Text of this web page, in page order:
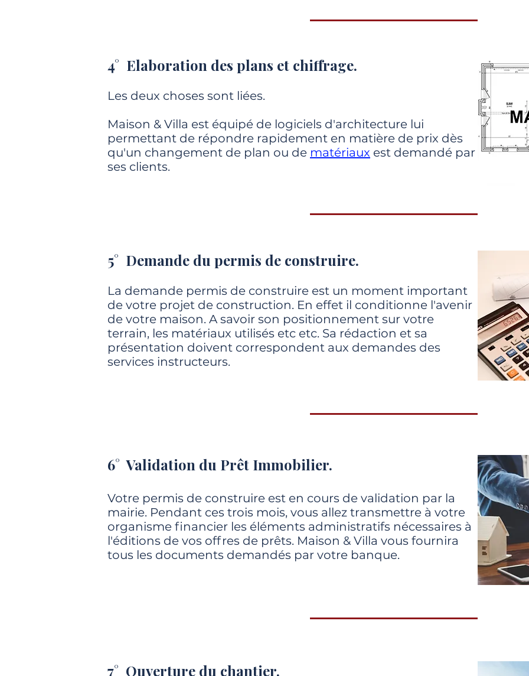
4° Elaboration des plans et chiffrage.
Les deux choses sont liées.
Maison & Villa est équipé de logiciels d'architecture lui
permettant de répondre rapidement en matière de prix dès
qu'un changement de plan ou de matériaux est demandé par
ses clients.
5° Demande du permis de construire.
La demande permis de construire est un moment important
de votre projet de construction. En effet il conditionne l'avenir
de votre maison. A savoir son positionnement sur votre
terrain, les matériaux utilisés etc etc. Sa rédaction et sa
présentation doivent correspondent aux demandes des
services instructeurs.
6° Validation du Prêt Immobilier.
Votre permis de construire est en cours de validation par la
mairie. Pendant ces trois mois, vous allez transmettre à votre
organisme financier les éléments administratifs nécessaires à
l'éditions de vos offres de prêts. Maison & Villa vous fournira
tous les documents demandés par votre banque.
7° Ouverture du chantier.